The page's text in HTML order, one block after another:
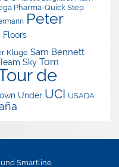
Pharma-Quick Step
Peter
Floors
Kluge Sam Bennett
Sky Tom
de
Under UCI USADA
und Smartline